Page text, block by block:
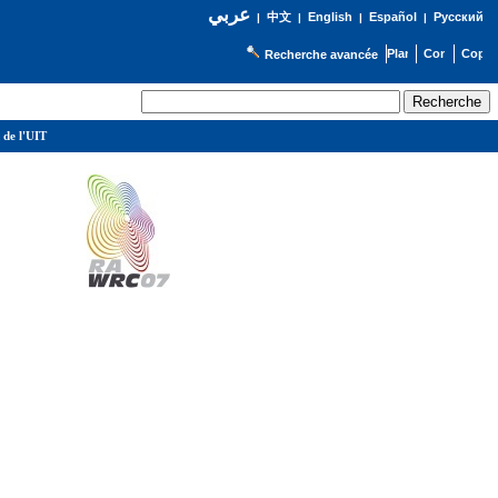
عربي| 中文| English | Español | Русский
Recherche avancée
de l'UIT